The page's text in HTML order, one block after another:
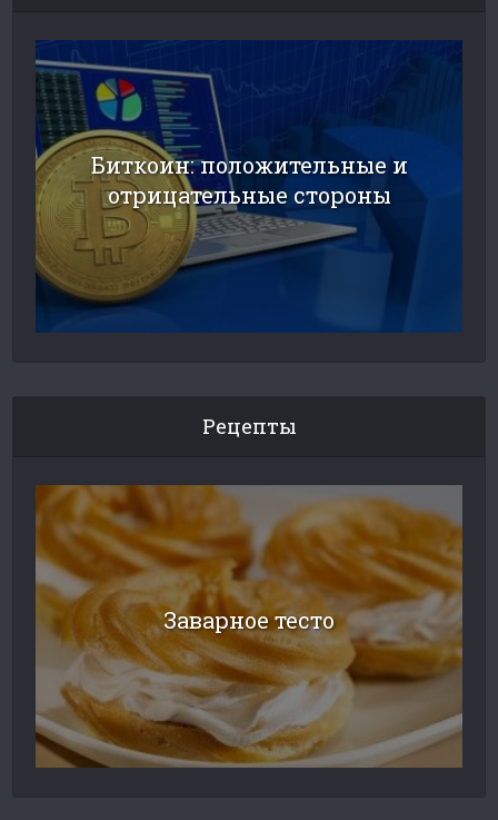
Биткоин: положительные и
отрицательные стороны
Рецепты
Заварное тесто